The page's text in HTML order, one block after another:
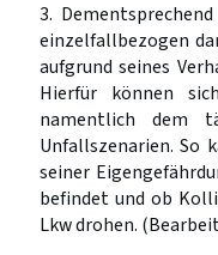
3.
einzelfallbezogen
aufgrund seines
Hierfür können
namentlich dem
Unfallszenarien. So
seiner
befindet und ob
Lkw drohen.